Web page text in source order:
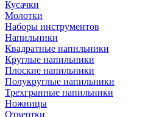
Кусачки
Молотки
Наборы инструментов
Напильники
Квадратные напильники
Круглые напильники
Плоские напильники
Полукруглые напильники
Трехгранные напильники
Ножницы
Отвертки